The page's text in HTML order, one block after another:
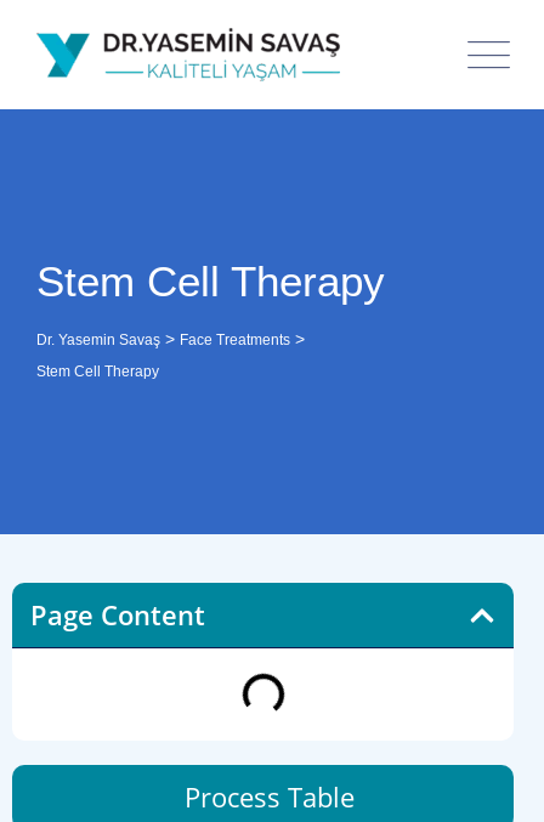
Stem Cell Therapy
Dr. Yasemin Savaş > Face Treatments >
Stem Cell Therapy
Page Content
Process Table